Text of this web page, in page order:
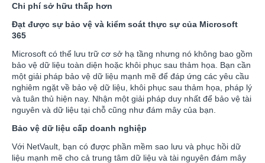
Chi phí sở hữu thấp hơn
Đạt được sự bảo vệ và kiểm soát thực sự của Microsoft
365
Microsoft có thể lưu trữ cơ sở hạ tầng nhưng nó không bao gồm
bảo vệ dữ liệu toàn diện hoặc khôi phục sau thảm họa. Bạn cần
một giải pháp bảo vệ dữ liệu mạnh mẽ để đáp ứng các yêu cầu
nghiêm ngặt về bảo vệ dữ liệu, khôi phục sau thảm họa, pháp lý
và tuân thủ hiện nay. Nhận một giải pháp duy nhất để bảo vệ tài
nguyên và dữ liệu tại chỗ cũng như đám mây của bạn.
Bảo vệ dữ liệu cấp doanh nghiệp
Với NetVault, bạn có được phần mềm sao lưu và phục hồi dữ
liệu mạnh mẽ cho cả trung tâm dữ liệu và tài nguyên đám mây